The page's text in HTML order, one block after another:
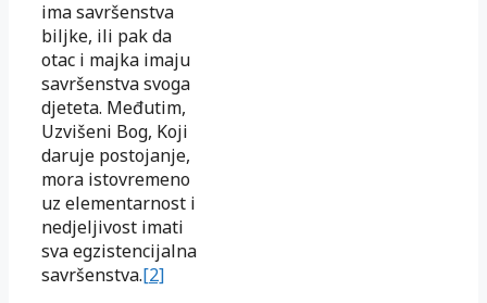
ima savršenstva
biljke, ili pak da
otac i majka imaju
savršenstva svoga
djeteta. Međutim,
Uzvišeni Bog, Koji
daruje postojanje,
mora istovremeno
uz elementarnost i
nedjeljivost imati
sva egzistencijalna
savršenstva.[2]